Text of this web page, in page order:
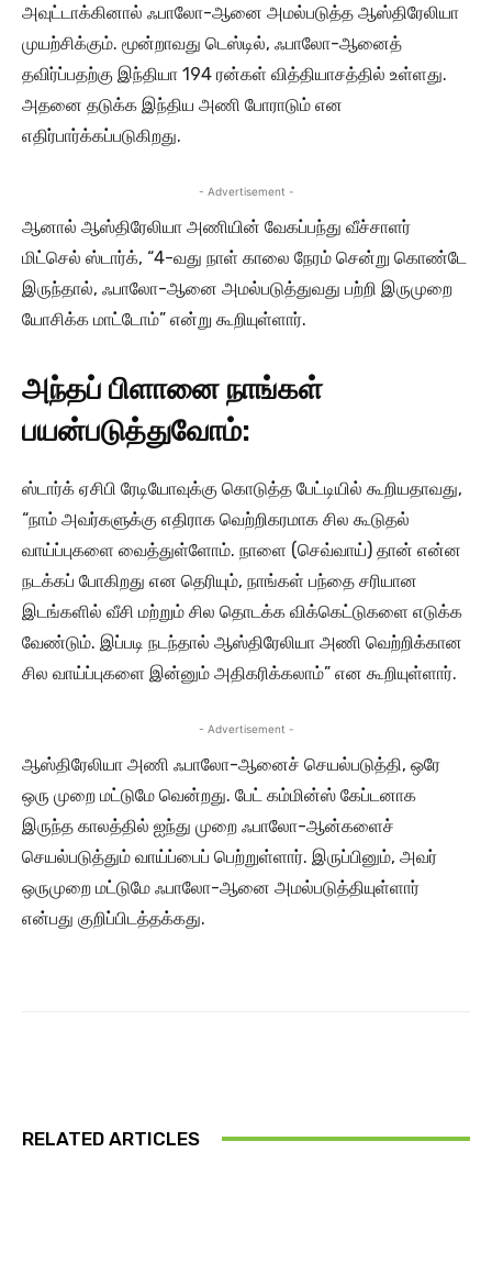
அவுட்டாக்கினால் ஃபாலோ-ஆனை அமல்படுத்த ஆஸ்திரேலியா
முயற்சிக்கும். மூன்றாவது டெஸ்டில், ஃபாலோ-ஆனைத்
தவிர்ப்பதற்கு இந்தியா 194 ரன்கள் வித்தியாசத்தில் உள்ளது.
அதனை தடுக்க இந்திய அணி போராடும் என
எதிர்பார்க்கப்படுகிறது.
- Advertisement -
ஆனால் ஆஸ்திரேலியா அணியின் வேகப்பந்து வீச்சாளர்
மிட்செல் ஸ்டார்க், “4-வது நாள் காலை நேரம் சென்று கொண்டே
இருந்தால், ஃபாலோ-ஆனை அமல்படுத்துவது பற்றி இருமுறை
யோசிக்க மாட்டோம்” என்று கூறியுள்ளார்.
அந்தப் பிளானை நாங்கள்
பயன்படுத்துவோம்:
ஸ்டார்க் ஏசிபி ரேடியோவுக்கு கொடுத்த பேட்டியில் கூறியதாவது,
“நாம் அவர்களுக்கு எதிராக வெற்றிகரமாக சில கூடுதல்
வாய்ப்புகளை வைத்துள்ளோம். நாளை (செவ்வாய்) தான் என்ன
நடக்கப் போகிறது என தெரியும், நாங்கள் பந்தை சரியான
இடங்களில் வீசி மற்றும் சில தொடக்க விக்கெட்டுகளை எடுக்க
வேண்டும். இப்படி நடந்தால் ஆஸ்திரேலியா அணி வெற்றிக்கான
சில வாய்ப்புகளை இன்னும் அதிகரிக்கலாம்” என கூறியுள்ளார்.
- Advertisement -
ஆஸ்திரேலியா அணி ஃபாலோ-ஆனைச் செயல்படுத்தி, ஒரே
ஒரு முறை மட்டுமே வென்றது. பேட் கம்மின்ஸ் கேப்டனாக
இருந்த காலத்தில் ஐந்து முறை ஃபாலோ-ஆன்களைச்
செயல்படுத்தும் வாய்ப்பைப் பெற்றுள்ளார். இருப்பினும், அவர்
ஒருமுறை மட்டுமே ஃபாலோ-ஆனை அமல்படுத்தியுள்ளார்
என்பது குறிப்பிடத்தக்கது.
RELATED ARTICLES